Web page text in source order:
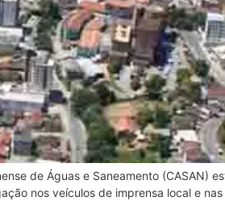
de Águas e Saneamento (CASAN)
nos veículos de imprensa local e